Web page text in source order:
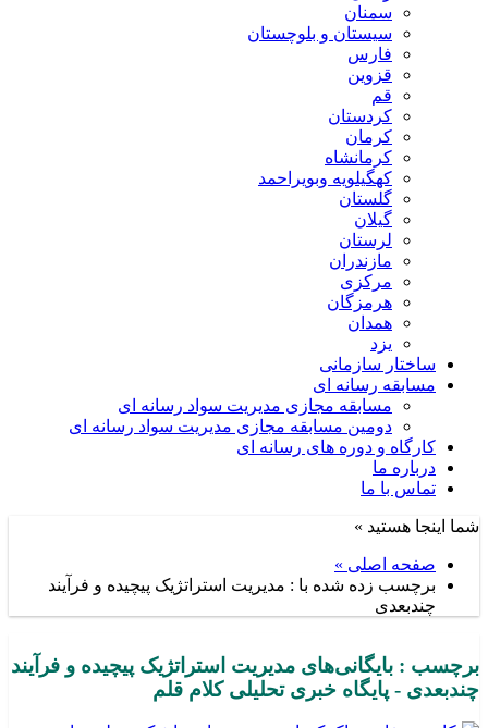
سمنان
سیستان و بلوچستان
فارس
قزوین
قم
کردستان
کرمان
کرمانشاه
کهگیلویه وبویراحمد
گلستان
گیلان
لرستان
مازندران
مرکزی
هرمزگان
همدان
یزد
ساختار سازمانی
مسابقه رسانه ای
مسابقه مجازی مدیریت سواد رسانه ای
دومین مسابقه مجازی مدیریت سواد رسانه ای
کارگاه و دوره های رسانه ای
درباره ما
تماس با ما
شما اینجا هستید »
صفحه اصلی »
برچسب زده شده با : مدیریت استراتژیک پیچیده و فرآیند
چندبعدی
برچسب : بایگانی‌های مدیریت استراتژیک پیچیده و فرآیند
چندبعدی - پایگاه خبری تحلیلی کلام قلم